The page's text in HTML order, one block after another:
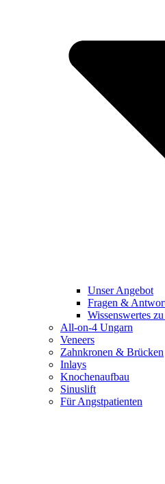
Unser Angebot
Fragen &
Wissenswertes
All-on-4 Ungarn
Veneers
Zahnkronen & Brücken
Inlays
Knochenaufbau
Sinuslift
Für Angstpatienten